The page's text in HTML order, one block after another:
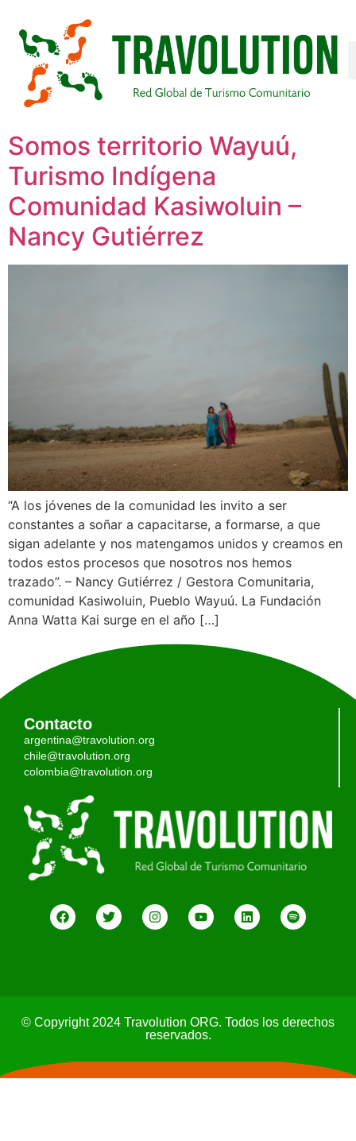
Somos territorio Wayuú,
Turismo Indígena
Comunidad Kasiwoluin –
Nancy Gutiérrez
“A los jóvenes de la comunidad les invito a ser
constantes a soñar a capacitarse, a formarse, a que
sigan adelante y nos matengamos unidos y creamos en
todos estos procesos que nosotros nos hemos
trazado”. – Nancy Gutiérrez / Gestora Comunitaria,
comunidad Kasiwoluin, Pueblo Wayuú. La Fundación
Anna Watta Kai surge en el año […]
Contacto
argentina@travolution.org
chile@travolution.org
colombia@travolution.org
© Copyright 2024 Travolution ORG. Todos los derechos
reservados.